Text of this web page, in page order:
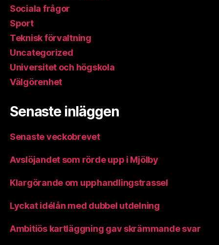
Sociala frågor
Sport
Teknisk förvaltning
Uncategorized
Universitet och högskola
Välgörenhet
Senaste inläggen
Senaste veckobrevet
Avslöjandet som rörde upp i Mjölby
Klargörande om upphandlingstrassel
Lyckat idélån med dubbel utdelning
Ambitiös kartläggning gav skrämmande svar